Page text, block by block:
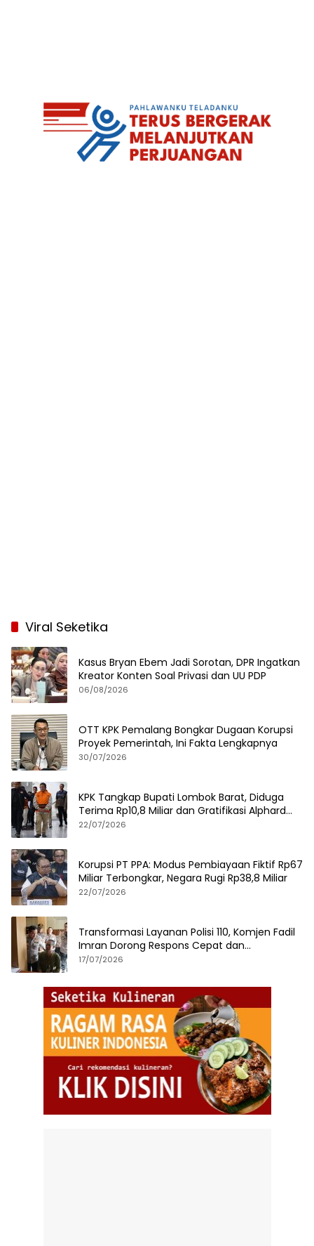
Viral Seketika
Kasus Bryan Ebem Jadi Sorotan, DPR Ingatkan
Kreator Konten Soal Privasi dan UU PDP
06/08/2026
OTT KPK Pemalang Bongkar Dugaan Korupsi
Proyek Pemerintah, Ini Fakta Lengkapnya
30/07/2026
KPK Tangkap Bupati Lombok Barat, Diduga
Terima Rp10,8 Miliar dan Gratifikasi Alphard
hingga iPhone 17 Pro
22/07/2026
Korupsi PT PPA: Modus Pembiayaan Fiktif Rp67
Miliar Terbongkar, Negara Rugi Rp38,8 Miliar
22/07/2026
Transformasi Layanan Polisi 110, Komjen Fadil
Imran Dorong Respons Cepat dan
Terintegrasi
17/07/2026